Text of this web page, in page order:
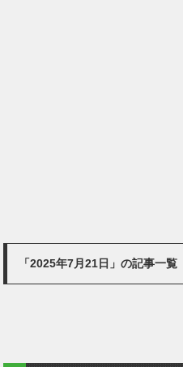
「2025年7月21日」の記事一覧